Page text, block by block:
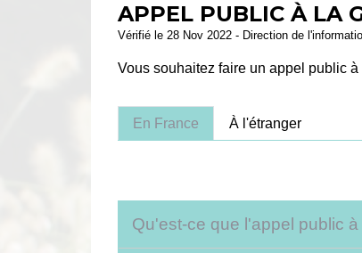
APPEL PUBLIC À LA
Vérifié le 28 Nov 2022 - Direction de
Vous souhaitez faire un appel public
En France À l'étranger
Qu'est-ce que l'appel public